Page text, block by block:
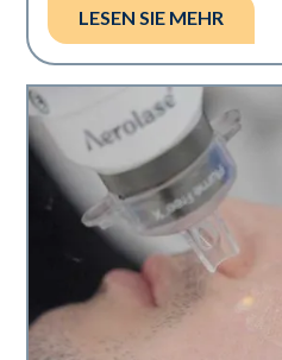
LESEN SIE MEHR